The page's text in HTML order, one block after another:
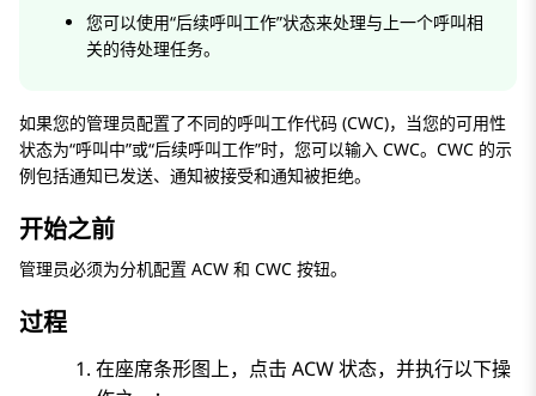
您可以使用“后续呼叫工作”状态来处理与上一个呼叫相
关的待处理任务。
如果您的管理员配置了不同的呼叫工作代码 (CWC)，当您的可用性
状态为“呼叫中”或“后续呼叫工作”时，您可以输入 CWC。CWC 的示
例包括通知已发送、通知被接受和通知被拒绝。
开始之前
管理员必须为分机配置 ACW 和 CWC 按钮。
过程
在座席条形图上，点击 ACW 状态，并执行以下操